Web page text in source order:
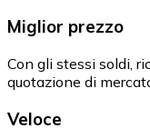
Miglior prezzo
Con gli stessi soldi,
quotazione di
Veloce